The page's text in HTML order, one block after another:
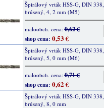
Špirálový vrták HSS-G, DIN 338,
brúsený, 4, 2 mm (M5)
maloobch. cena:0,62 €
shop cena: 0,53 €
Špirálový vrták HSS-G, DIN 338,
brúsený, 5, 0 mm (M6)
maloobch. cena:0,71 €
shop cena: 0,62 €
Špirálový vrták HSS-G, DIN 338,
brúsený, 8, 0 mm